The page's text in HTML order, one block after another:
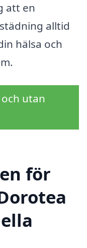
att en
alltid
hälsa och
utan
för